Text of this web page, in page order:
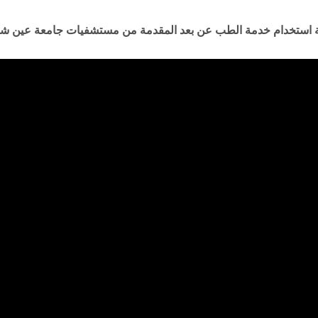
استخدام خدمة الطب عن بعد المقدمة من مستشفيات جامعة